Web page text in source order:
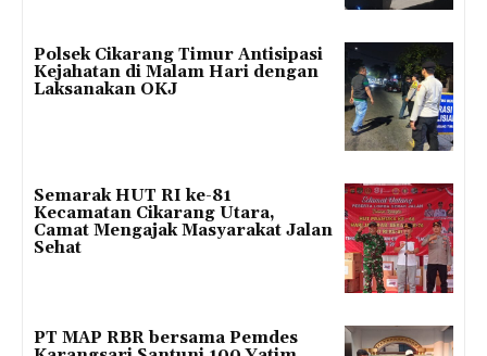
Polsek Cikarang Timur Antisipasi
Kejahatan di Malam Hari dengan
Laksanakan OKJ
Semarak HUT RI ke-81
Kecamatan Cikarang Utara,
Camat Mengajak Masyarakat Jalan
Sehat
PT MAP RBR bersama Pemdes